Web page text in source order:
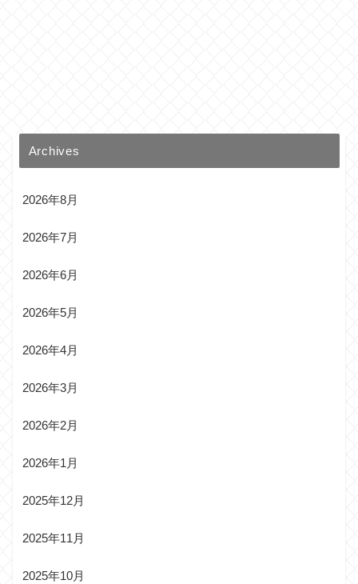
Archives
2026年8月
2026年7月
2026年6月
2026年5月
2026年4月
2026年3月
2026年2月
2026年1月
2025年12月
2025年11月
2025年10月